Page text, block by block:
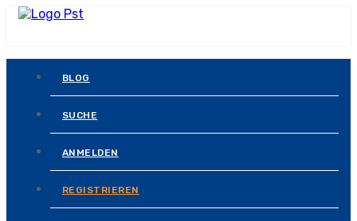
BLOG
SUCHE
ANMELDEN
REGISTRIEREN